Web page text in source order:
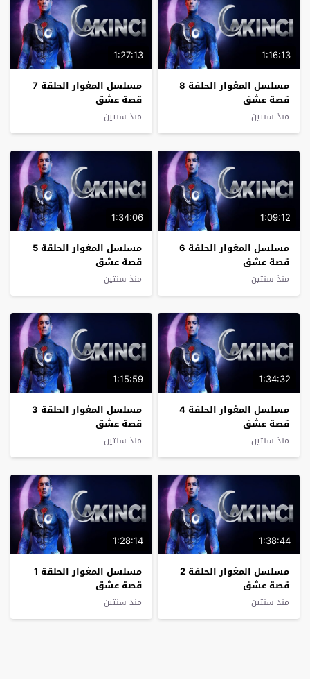
1:16:13
مسلسل المغوار الحلقة 8
قصة عشق
منذ سنتين
1:27:13
مسلسل المغوار الحلقة 7
قصة عشق
منذ سنتين
1:09:12
مسلسل المغوار الحلقة 6
قصة عشق
منذ سنتين
1:34:06
مسلسل المغوار الحلقة 5
قصة عشق
منذ سنتين
1:34:32
مسلسل المغوار الحلقة 4
قصة عشق
منذ سنتين
1:15:59
مسلسل المغوار الحلقة 3
قصة عشق
منذ سنتين
1:38:44
مسلسل المغوار الحلقة 2
قصة عشق
منذ سنتين
1:28:14
مسلسل المغوار الحلقة 1
قصة عشق
منذ سنتين